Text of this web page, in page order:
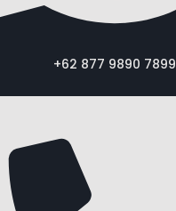
+62 877 9890 7899